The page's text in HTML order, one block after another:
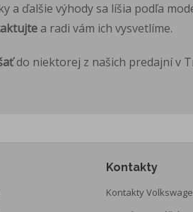
a ďalšie výhody sa líšia podľa
a radi vám ich vysvetlíme.
do niektorej z našich predajní v
Kontakty
Kontakty